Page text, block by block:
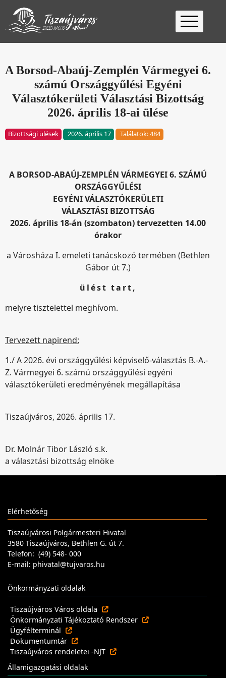
Kezdőlap
Ügyfélfogadás
Ügyintézés
Választás
A Borsod-Abaúj-Zemplén Vármegyei 6.
számú Országgyűlési Egyéni
Választókerületi Választási Bizottság
2026. április 18-ai ülése
Bizottsági ülések 2026. április 17 Találatok: 484
A BORSOD-ABAÚJ-ZEMPLÉN VÁRMEGYEI 6. SZÁMÚ
ORSZÁGGYŰLÉSI
EGYÉNI VÁLASZTÓKERÜLETI
VÁLASZTÁSI BIZOTTSÁG
2026. április 18-án (szombaton) tervezetten 14.00
órakor
a Városháza I. emeleti tanácskozó termében (Bethlen
Gábor út 7.)
ülést tart,
melyre tisztelettel meghívom.
Tervezett napirend:
1./ A 2026. évi országgyűlési képviselő-választás B.-A.-
Z. Vármegyei 6. számú országgyűlési egyéni
választókerületi eredményének megállapítása
Tiszaújváros, 2026. április 17.
Dr. Molnár Tibor László s.k.
a választási bizottság elnöke
Elérhetőség
Tiszaújvárosi Polgármesteri Hivatal
3580 Tiszaújváros, Bethlen G. út 7.
Telefon: (49) 548- 000
E-mail: phivatal@tujvaros.hu
Önkormányzati oldalak
Tiszaújváros Város oldala
Önkormányzati Tájékoztató Rendszer
Ügyfélterminál
Dokumentumtár
Tiszaújváros rendeletei -NJT
Államigazgatási oldalak